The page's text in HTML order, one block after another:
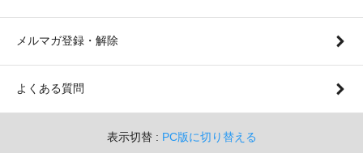
メルマガ登録・解除
よくある質問
表示切替 : PC版に切り替える